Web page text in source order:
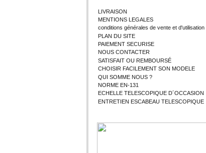
LIVRAISON
MENTIONS LEGALES
conditions générales de vente et d'utilisation
PLAN DU SITE
PAIEMENT SECURISE
NOUS CONTACTER
SATISFAIT OU REMBOURSÉ
CHOISIR FACILEMENT SON MODELE
QUI SOMME NOUS ?
NORME EN-131
ECHELLE TELESCOPIQUE D´OCCASION
ENTRETIEN ESCABEAU TELESCOPIQUE